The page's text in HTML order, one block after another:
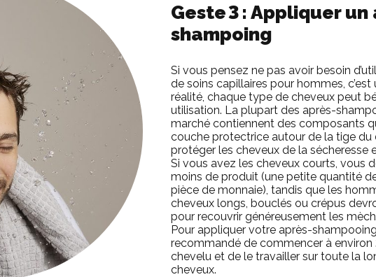
Geste 3 : Appliquer un
shampoing
Si vous pensez ne pas avoir besoin
de soins capillaires pour hommes, c’est
réalité, chaque type de cheveux peut
utilisation. La plupart des après-
marché contiennent des composants
couche protectrice autour de la tige du
protéger les cheveux de la sécheresse
Si vous avez les cheveux courts, vous
moins de produit (une petite quantité
pièce de monnaie), tandis que les
cheveux longs, bouclés ou crépus
pour recouvrir généreusement les
Pour appliquer votre après-
recommandé de commencer à environ
chevelu et de le travailler sur toute la
cheveux.